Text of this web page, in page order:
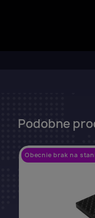
Podobne
Obecnie brak na